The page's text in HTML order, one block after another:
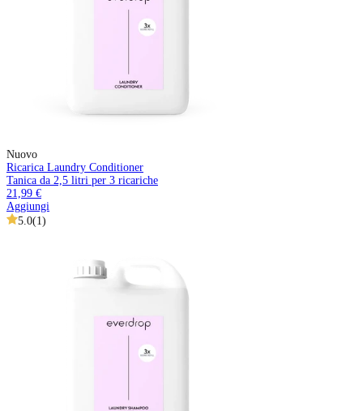
Nuovo
Ricarica Laundry Conditioner
Tanica da 2,5 litri per 3 ricariche
21,99 €
Aggiungi
5.0(1)